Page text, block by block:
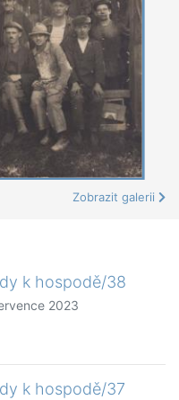
Zobrazit galerii
k hospodě/38
2023
k hospodě/37